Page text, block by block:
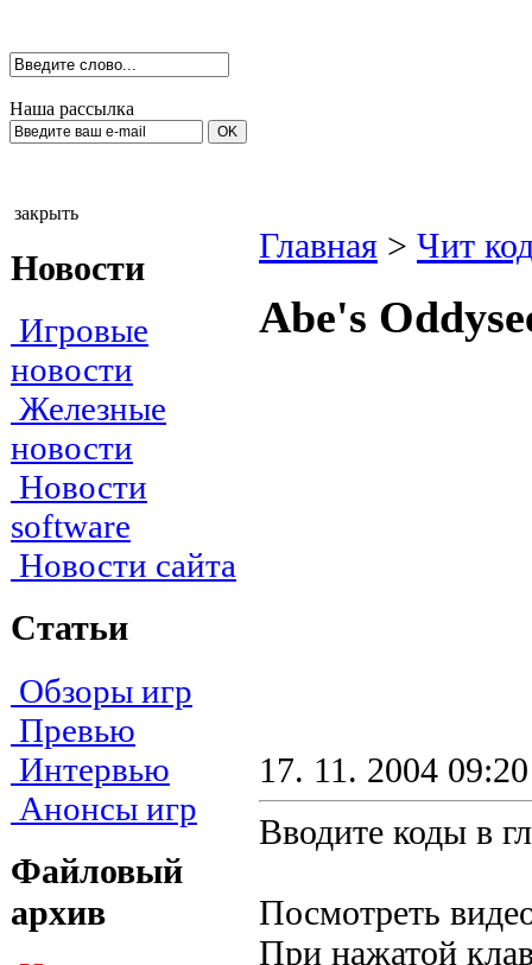
Наша рассылка
закрыть
Новости
Игровые
новости
Железные
новости
Новости
software
Новости сайта
Статьи
Обзоры игр
Превью
Интервью
Анонсы игр
Файловый
архив
Главная > Чит
Abe's
17. 11. 2004 09:20
Вводите коды в
Посмотреть
При нажатой